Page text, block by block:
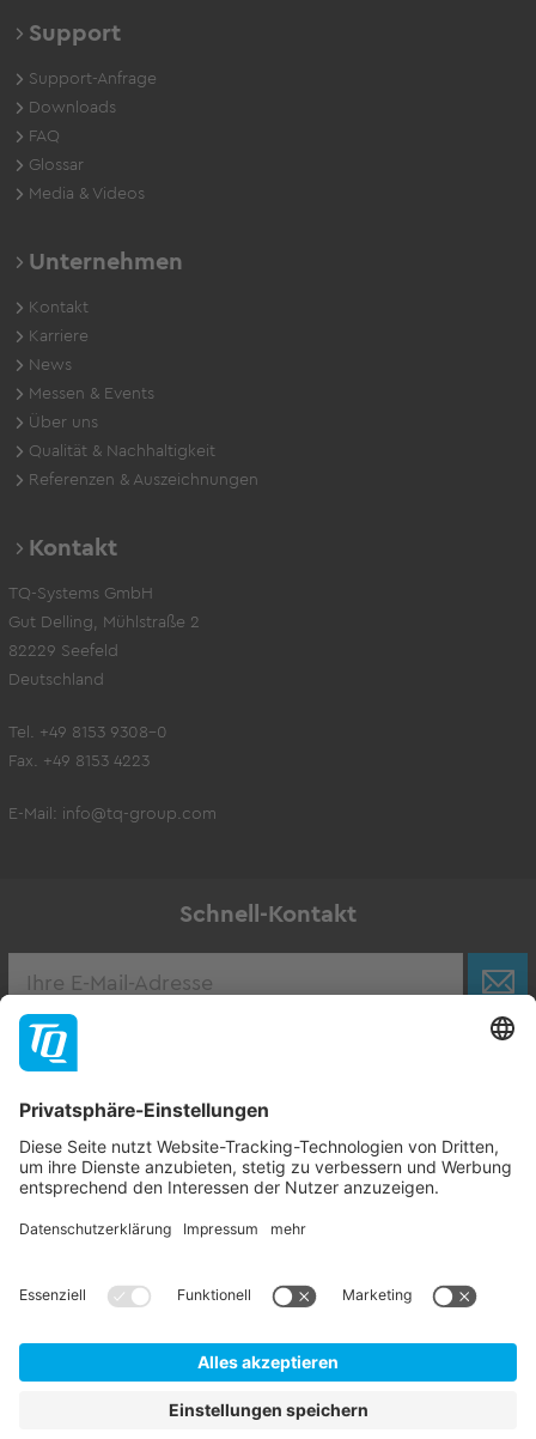
Support
Support-Anfrage
Downloads
FAQ
Glossar
Media & Videos
Unternehmen
Kontakt
Karriere
News
Messen & Events
Über uns
Qualität & Nachhaltigkeit
Referenzen & Auszeichnungen
Kontakt
TQ-Systems GmbH
Gut Delling, Mühlstraße 2
82229 Seefeld
Deutschland
Tel. +49 8153 9308-0
Fax. +49 8153 4223
E-Mail: info@tq-group.com
Schnell-Kontakt
Zur Stellenbörse
Follow TQ-Group
Impressum AGB
Datenschutzhinweise